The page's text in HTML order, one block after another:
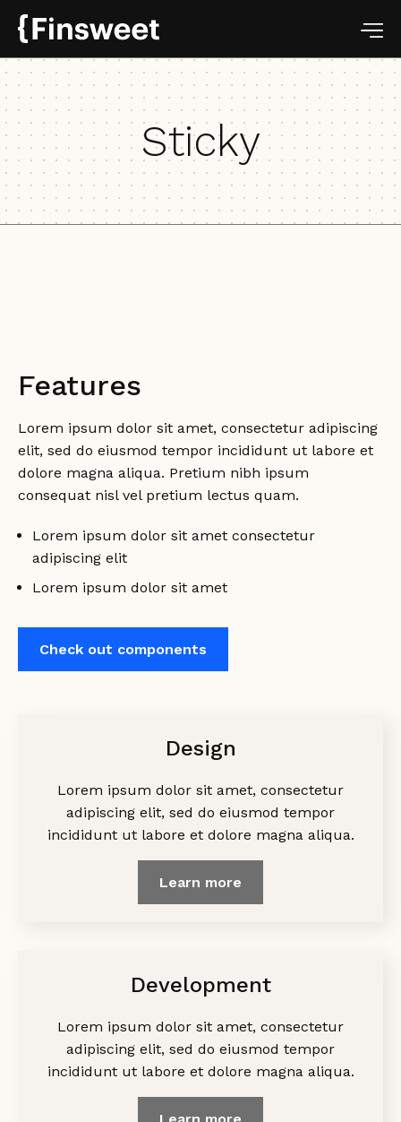
Sticky
Features
Lorem ipsum dolor sit amet, consectetur adipiscing
elit, sed do eiusmod tempor incididunt ut labore et
dolore magna aliqua. Pretium nibh ipsum
consequat nisl vel pretium lectus quam.
Lorem ipsum dolor sit amet consectetur
adipiscing elit
Lorem ipsum dolor sit amet
Check out components
Design
Lorem ipsum dolor sit amet, consectetur
adipiscing elit, sed do eiusmod tempor
incididunt ut labore et dolore magna aliqua.
Learn more
Development
Lorem ipsum dolor sit amet, consectetur
adipiscing elit, sed do eiusmod tempor
incididunt ut labore et dolore magna aliqua.